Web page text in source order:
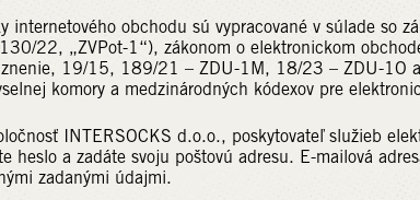
internetového obchodu sú vypracované v súlade so
22, „ZVPot-1“), zákonom o elektronickom
19/15, 189/21 – ZDU-1M, 18/23 – ZDU-1O
komory a medzinárodných kódexov pre
INTERSOCKS d.o.o., poskytovateľ služieb
heslo a zadáte svoju poštovú adresu. E-mailová
zadanými údajmi.